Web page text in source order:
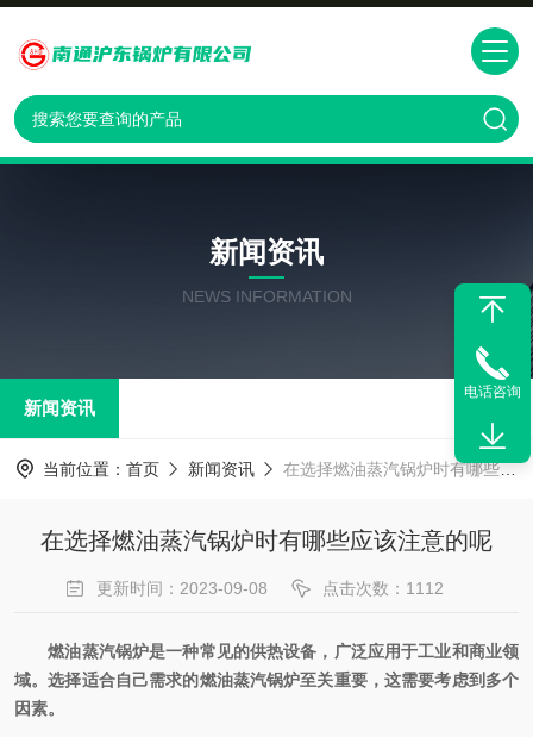
新闻资讯
NEWS INFORMATION
新闻资讯
当前位置： 首页 新闻资讯 在选择燃油蒸汽锅炉时有哪些应该注意的呢
在选择燃油蒸汽锅炉时有哪些应该注意的呢
更新时间：2023-09-08 点击次数：1112
燃油蒸汽锅炉是一种常见的供热设备，广泛应用于工业和商业领
域。选择适合自己需求的燃油蒸汽锅炉至关重要，这需要考虑到多个
因素。
电话咨询